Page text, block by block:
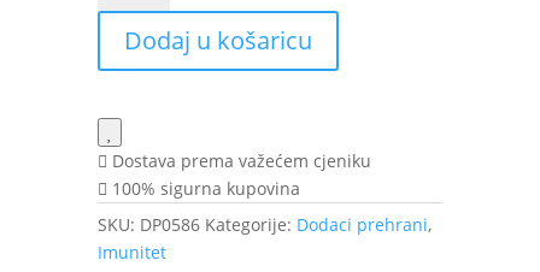
cap.
30x500mg
IF
Dodaj u košaricu
Dostava prema važećem cjeniku
100% sigurna kupovina
SKU: DP0586 Kategorije: Dodaci prehrani,
Imunitet